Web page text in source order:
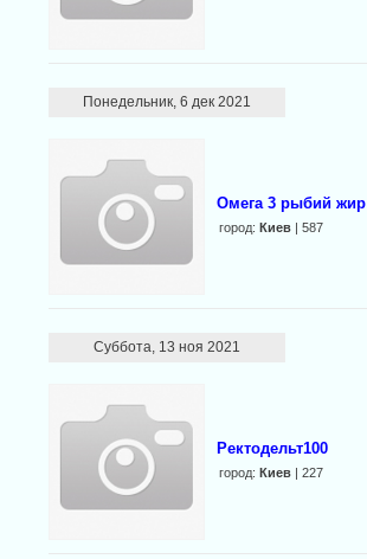
Понедельник, 6 дек 2021
Омега 3 рыбий жир
город: Киев| 587
Суббота, 13 ноя 2021
Ректодельт100
город: Киев| 227